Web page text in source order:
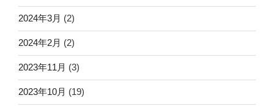
2024年3月 (2)
2024年2月 (2)
2023年11月 (3)
2023年10月 (19)